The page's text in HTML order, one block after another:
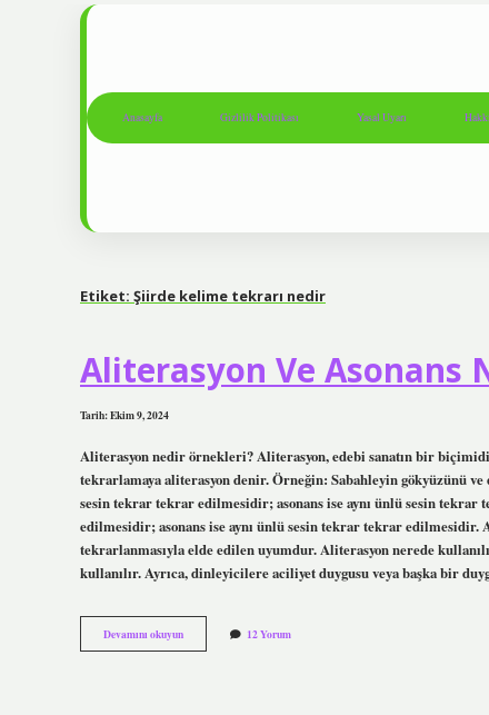
Anasayfa Gizlilik Politikası Yasal Uyarı
Etiket: Şiirde kelime tekrarı nedir
Aliterasyon Ve Asonans
Tarih: Ekim 9, 2024
Aliterasyon nedir örnekleri? Aliterasyon, edebi sanatın bir
tekrarlamaya aliterasyon denir. Örneğin: Sabahleyin gökyüzünü ve
sesin tekrar tekrar edilmesidir; asonans ise aynı ünlü sesin
edilmesidir; asonans ise aynı ünlü sesin tekrar tekrar edilmesidir.
tekrarlanmasıyla elde edilen uyumdur. Aliterasyon nerede
kullanılır. Ayrıca, dinleyicilere aciliyet duygusu veya başka bir
Devamını okuyunAliterasyon
Ve
12 Yorum